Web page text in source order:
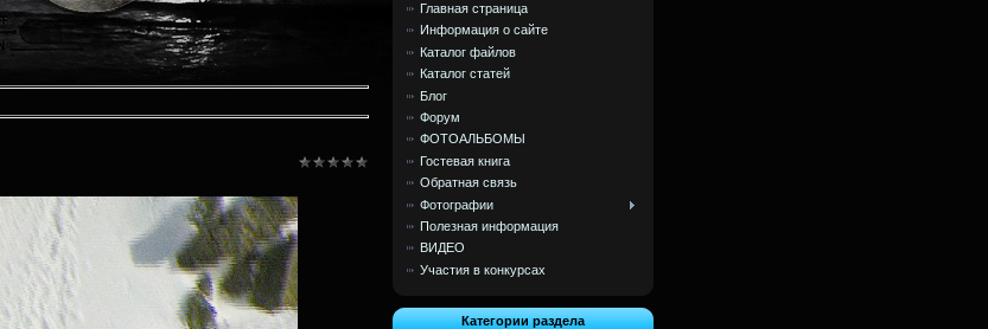
Главная страница
Информация о сайте
Каталог файлов
Каталог статей
Блог
Форум
ФОТОАЛЬБОМЫ
Гостевая книга
Обратная связь
Фотографии
Полезная информация
ВИДЕО
Участия в конкурсах
Категории раздела